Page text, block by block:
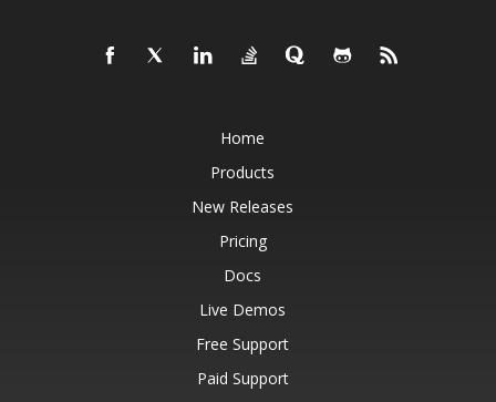
Home
Products
New Releases
Pricing
Docs
Live Demos
Free Support
Paid Support